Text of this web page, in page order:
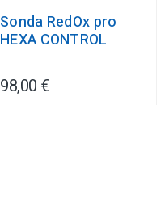
Sonda RedOx pro
HEXA CONTROL
98,00 €